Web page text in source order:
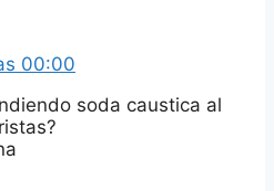
00:00
soda caustica al